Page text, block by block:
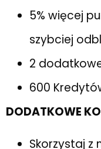
5% więcej
szybciej
2
600
DODATKOWE
Skorzystaj